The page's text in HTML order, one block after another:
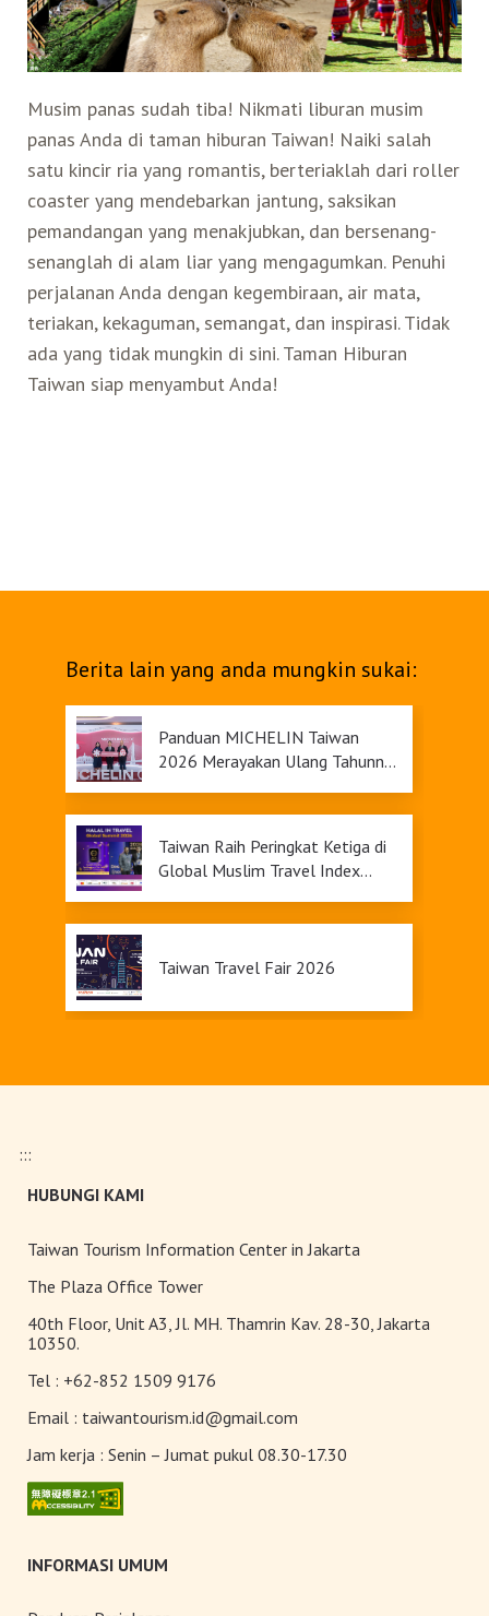
Agen Perjalanan
Mata Air Panas
Wisata Kereta Api
Budaya & Warisan
Wisata Senior
Pasar Malam
Tur Bis Wisata
Wisata Alam – Scenic Spot
Teh Kelas Dunia
Bis
U-Bike
Bandara Internasional
Atraksi Taiwan Bagian Timur
Atraksi Taiwan Bagian Tengah
Atraksi Taiwan Bagian Selatan
Atraksi Kepulauan di Pesisir Pantai
Search for:
Musim panas sudah tiba! Nikmati liburan musim
panas Anda di taman hiburan Taiwan! Naiki salah
satu kincir ria yang romantis, berteriaklah dari roller
coaster yang mendebarkan jantung, saksikan
pemandangan yang menakjubkan, dan bersenang-
senanglah di alam liar yang mengagumkan. Penuhi
perjalanan Anda dengan kegembiraan, air mata,
teriakan, kekaguman, semangat, dan inspirasi. Tidak
ada yang tidak mungkin di sini. Taman Hiburan
Taiwan siap menyambut Anda!
Berita lain yang anda mungkin sukai:
Panduan MICHELIN Taiwan
2026 Merayakan Ulang Tahunnya
Taiwan Raih Peringkat Ketiga di
Global Muslim Travel Index
Taiwan Travel Fair 2026
Tersedia
dengan Keindahan yang Mekar
Terangi Musim Semi Anda:
Tampil Memukau di Chiayi
Toserba Wisatawan” kini hadir di
7.200 kios ibon 7-ELEVEN di
:::
HUBUNGI KAMI
Taiwan Tourism Information Center in Jakarta
The Plaza Office Tower
40th Floor, Unit A3, Jl. MH. Thamrin Kav. 28-30, Jakarta
10350.
Tel : +62-852 1509 9176
Email : taiwantourism.id@gmail.com
Jam kerja : Senin – Jumat pukul 08.30-17.30
INFORMASI UMUM